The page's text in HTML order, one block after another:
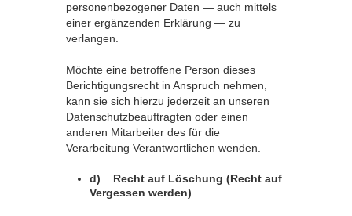
personenbezogener Daten — auch mittels
einer ergänzenden Erklärung — zu
verlangen.
Möchte eine betroffene Person dieses
Berichtigungsrecht in Anspruch nehmen,
kann sie sich hierzu jederzeit an unseren
Datenschutzbeauftragten oder einen
anderen Mitarbeiter des für die
Verarbeitung Verantwortlichen wenden.
d) Recht auf Löschung (Recht auf
Vergessen werden)